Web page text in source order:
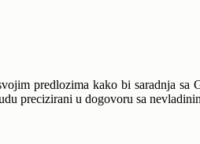
predlozima kako bi saradnja sa
precizirani u dogovoru sa